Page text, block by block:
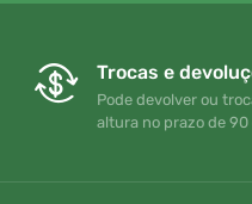
Trocas e
Pode devolver ou
altura no prazo de 90